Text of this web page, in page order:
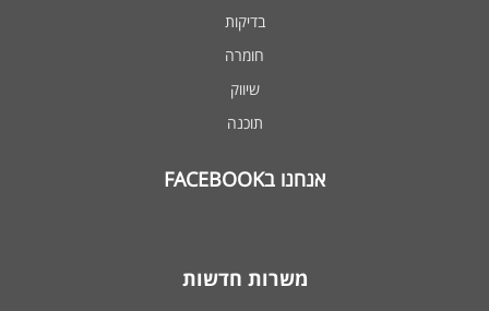
בדיקות
חומרה
שיווק
תוכנה
אנחנו בFACEBOOK
משרות חדשות